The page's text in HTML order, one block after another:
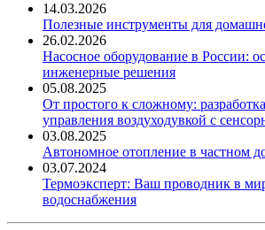
14.03.2026
Полезные инструменты для
26.02.2026
Насосное оборудование в России:
инженерные решения
05.08.2025
От простого к сложному:
управления воздуходувкой с
03.08.2025
Автономное отопление в частном
03.07.2024
Термоэксперт: Ваш проводник в
водоснабжения